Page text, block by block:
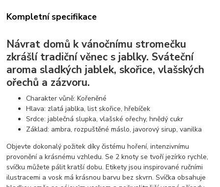
Kompletní specifikace
Návrat domů k vánočnímu stromečku
zkrášlí tradiční věnec s jablky. Sváteční
aroma sladkých jablek, skořice, vlašských
ořechů a zázvoru.
Charakter vůně: Kořeněné
Hlava: zlatá jablka, list skořice, hřebíček
Srdce: jablečná slupka, vlašské ořechy, hnědý cukr
Základ: ambra, rozpuštěné máslo, javorový sirup, vanilka
Objevte dokonalý požitek díky čistému hoření, intenzivnímu
provonění a krásnému vzhledu. Se 2 knoty se tvoří jezírko rychle,
svíčku můžete pálit kratší dobu. Etikety jsou inspirované ručními
ilustracemi a vosk má krásnou barvu bez skvrn. Svíčka obsahuje